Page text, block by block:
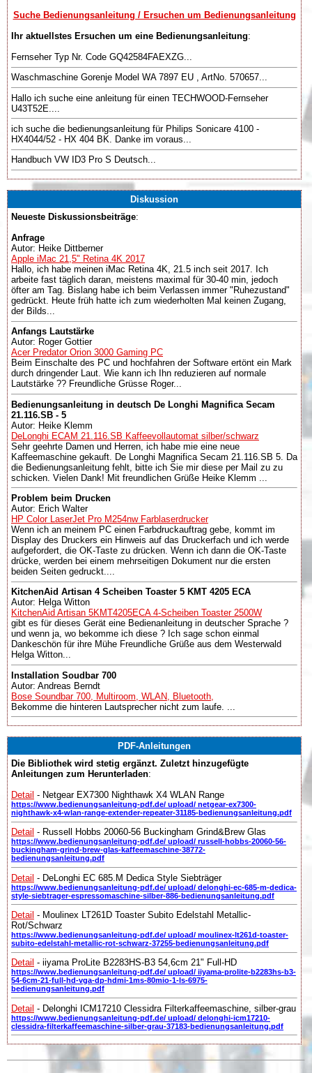
Suche Bedienungsanleitung / Ersuchen um Bedienungsanleitung
Ihr aktuellstes Ersuchen um eine Bedienungsanleitung:
Fernseher Typ Nr. Code GQ42584FAEXZG...
Waschmaschine Gorenje Model WA 7897 EU , ArtNo. 570657...
Hallo ich suche eine anleitung für einen TECHWOOD-Fernseher
U43T52E....
ich suche die bedienungsanleitung für Philips Sonicare 4100 -
HX4044/52 - HX 404 BK. Danke im voraus...
Handbuch VW ID3 Pro S Deutsch...
Diskussion
Neueste Diskussionsbeiträge:
Anfrage
Autor: Heike Dittberner
Apple iMac 21,5" Retina 4K 2017
Hallo, ich habe meinen iMac Retina 4K, 21.5 inch seit 2017. Ich
arbeite fast täglich daran, meistens maximal für 30-40 min, jedoch
öfter am Tag. Bislang habe ich beim Verlassen immer "Ruhezustand"
gedrückt. Heute früh hatte ich zum wiederholten Mal keinen Zugang,
der Bilds...
Anfangs Lautstärke
Autor: Roger Gottier
Acer Predator Orion 3000 Gaming PC
Beim Einschalte des PC und hochfahren der Software ertönt ein Mark
durch dringender Laut. Wie kann ich Ihn reduzieren auf normale
Lautstärke ?? Freundliche Grüsse Roger...
Bedienungsanleitung in deutsch De Longhi Magnifica Secam
21.116.SB - 5
Autor: Heike Klemm
DeLonghi ECAM 21.116.SB Kaffeevollautomat silber/schwarz
Sehr geehrte Damen und Herren, ich habe mie eine neue
Kaffeemaschine gekauft. De Longhi Magnifica Secam 21.116.SB 5. Da
die Bedienungsanleitung fehlt, bitte ich Sie mir diese per Mail zu zu
schicken. Vielen Dank! Mit freundlichen Grüße Heike Klemm ...
Problem beim Drucken
Autor: Erich Walter
HP Color LaserJet Pro M254nw Farblaserdrucker
Wenn ich an meinem PC einen Farbdruckauftrag gebe, kommt im
Display des Druckers ein Hinweis auf das Druckerfach und ich werde
aufgefordert, die OK-Taste zu drücken. Wenn ich dann die OK-Taste
drücke, werden bei einem mehrseitigen Dokument nur die ersten
beiden Seiten gedruckt....
KitchenAid Artisan 4 Scheiben Toaster 5 KMT 4205 ECA
Autor: Helga Witton
KitchenAid Artisan 5KMT4205ECA 4-Scheiben Toaster 2500W
gibt es für dieses Gerät eine Bedienanleitung in deutscher Sprache ?
und wenn ja, wo bekomme ich diese ? Ich sage schon einmal
Dankeschön für ihre Mühe Freundliche Grüße aus dem Westerwald
Helga Witton...
Installation Soudbar 700
Autor: Andreas Berndt
Bose Soundbar 700, Multiroom, WLAN, Bluetooth,
Bekomme die hinteren Lautsprecher nicht zum laufe. ...
PDF-Anleitungen
Die Bibliothek wird stetig ergänzt. Zuletzt hinzugefügte
Anleitungen zum Herunterladen:
Detail - Netgear EX7300 Nighthawk X4 WLAN Range
https://www.bedienungsanleitung-pdf.de/ upload/ netgear-ex7300-
nighthawk-x4-wlan-range-extender-repeater-31185-bedienungsanleitung.pdf
Detail - Russell Hobbs 20060-56 Buckingham Grind&Brew Glas
https://www.bedienungsanleitung-pdf.de/ upload/ russell-hobbs-20060-56-
buckingham-grind-brew-glas-kaffeemaschine-38772-
bedienungsanleitung.pdf
Detail - DeLonghi EC 685.M Dedica Style Siebträger
https://www.bedienungsanleitung-pdf.de/ upload/ delonghi-ec-685-m-dedica-
style-siebtrager-espressomaschine-silber-886-bedienungsanleitung.pdf
Detail - Moulinex LT261D Toaster Subito Edelstahl Metallic-
Rot/Schwarz
https://www.bedienungsanleitung-pdf.de/ upload/ moulinex-lt261d-toaster-
subito-edelstahl-metallic-rot-schwarz-37255-bedienungsanleitung.pdf
Detail - iiyama ProLite B2283HS-B3 54,6cm 21" Full-HD
https://www.bedienungsanleitung-pdf.de/ upload/ iiyama-prolite-b2283hs-b3-
54-6cm-21-full-hd-vga-dp-hdmi-1ms-80mio-1-ls-6975-
bedienungsanleitung.pdf
Detail - Delonghi ICM17210 Clessidra Filterkaffeemaschine, silber-grau
https://www.bedienungsanleitung-pdf.de/ upload/ delonghi-icm17210-
clessidra-filterkaffeemaschine-silber-grau-37183-bedienungsanleitung.pdf